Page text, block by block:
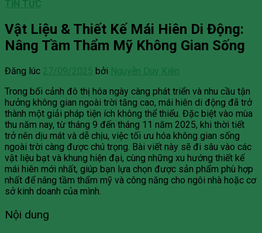
TIN TỨC
Vật Liệu & Thiết Kế Mái Hiên Di Động:
Nâng Tầm Thẩm Mỹ Không Gian Sống
Đăng lúc 27/09/2025 bởi Nguyễn Duy Kiên
Trong bối cảnh đô thị hóa ngày càng phát triển và nhu cầu tận
hưởng không gian ngoài trời tăng cao, mái hiên di động đã trở
thành một giải pháp tiện ích không thể thiếu. Đặc biệt vào mùa
thu năm nay, từ tháng 9 đến tháng 11 năm 2025, khi thời tiết
trở nên dịu mát và dễ chịu, việc tối ưu hóa không gian sống
ngoài trời càng được chú trọng. Bài viết này sẽ đi sâu vào các
vật liệu bạt và khung hiện đại, cùng những xu hướng thiết kế
mái hiên mới nhất, giúp bạn lựa chọn được sản phẩm phù hợp
nhất để nâng tầm thẩm mỹ và công năng cho ngôi nhà hoặc cơ
sở kinh doanh của mình.
Nội dung